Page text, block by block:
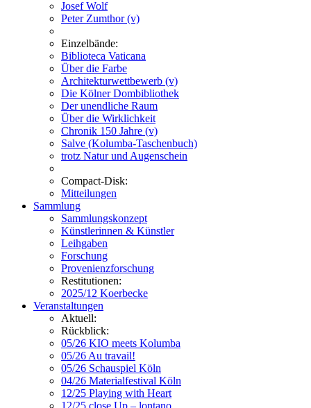
Josef Wolf
Peter Zumthor (v)
Einzelbände:
Biblioteca Vaticana
Über die Farbe
Architekturwettbewerb (v)
Die Kölner Dombibliothek
Der unendliche Raum
Über die Wirklichkeit
Chronik 150 Jahre (v)
Salve (Kolumba-Taschenbuch)
trotz Natur und Augenschein
Compact-Disk:
Mitteilungen
Sammlung
Sammlungskonzept
Künstlerinnen & Künstler
Leihgaben
Forschung
Provenienzforschung
Restitutionen:
2025/12 Koerbecke
Veranstaltungen
Aktuell:
Rückblick:
05/26 KIO meets Kolumba
05/26 Au travail!
05/26 Schauspiel Köln
04/26 Materialfestival Köln
12/25 Playing with Heart
12/25 close Up – lontano